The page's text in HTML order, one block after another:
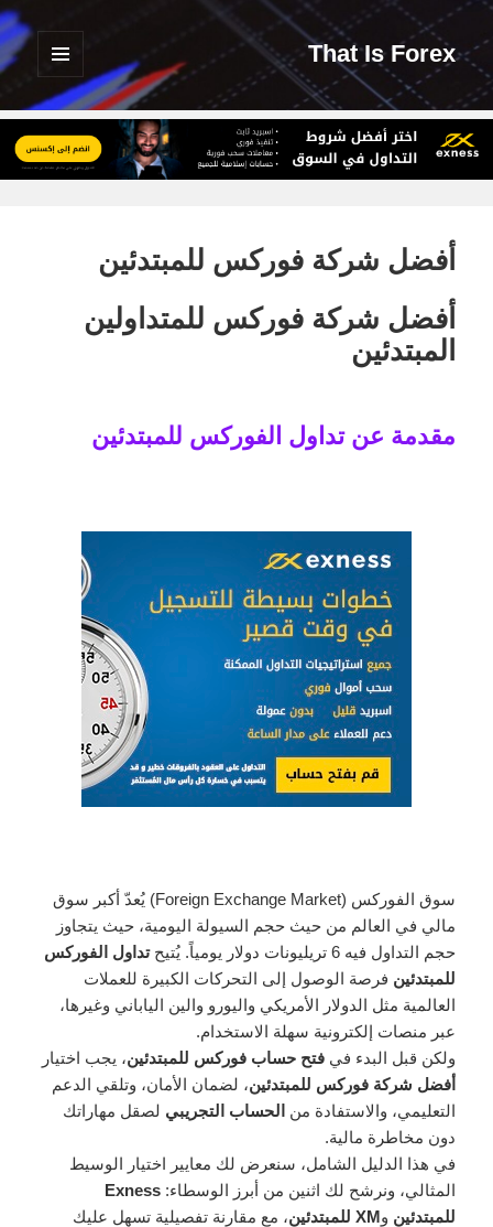
That Is Forex
القائمة
والودجات
أفضل شركة فوركس للمبتدئين
أفضل شركة فوركس للمتداولين
المبتدئين
مقدمة عن تداول الفوركس للمبتدئين
سوق الفوركس (Foreign Exchange Market) يُعدّ أكبر سوق
مالي في العالم من حيث حجم السيولة اليومية، حيث يتجاوز
حجم التداول فيه 6 تريليونات دولار يومياً. يُتيح
تداول الفوركس
للمبتدئين فرصة الوصول إلى التحركات الكبيرة للعملات
العالمية مثل الدولار الأمريكي واليورو والين الياباني وغيرها،
عبر منصات إلكترونية سهلة الاستخدام.
ولكن قبل البدء فيفتح حساب فوركس للمبتدئين، يجب اختيار
أفضل شركة فوركس للمبتدئين، لضمان الأمان، وتلقي الدعم
التعليمي، والاستفادة من الحساب التجريبي لصقل مهاراتك
دون مخاطرة مالية.
في هذا الدليل الشامل، سنعرض لك معايير اختيار الوسيط
المثالي، ونرشح لك اثنين من أبرز الوسطاء:Exness
للمبتدئين وXM للمبتدئين
، مع مقارنة تفصيلية تسهل عليك